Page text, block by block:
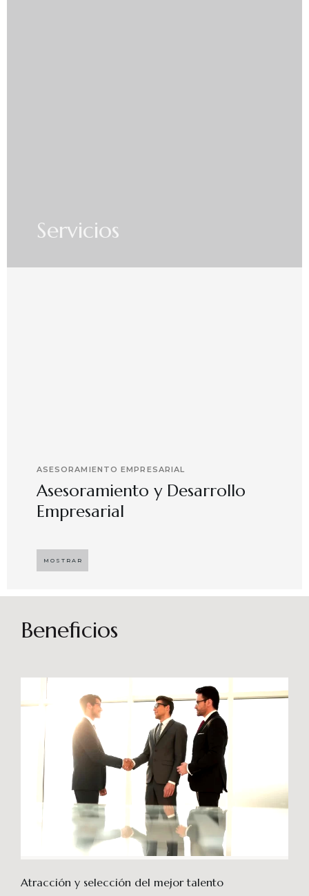
Servicios
ASESORAMIENTO EMPRESARIAL
Asesoramiento y Desarrollo
Empresarial
desarrollar el compromiso y motivación en el
capital humano en ambientes de trabajo más
sostenibles en el tiempo. Brindando soporte
especializado en proyectos integrales que
potencien su crecimiento en los niveles
esperados combinando una serie de buenas
prácticas y diversas metodologías.
MOSTRAR
Beneficios
Atracción y selección del mejor talento